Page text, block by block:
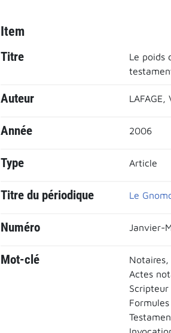
Item
Titre
Le poids
Auteur LAFAGE,
Année 2006
Type Article
Titre du périodique Le
Numéro Janvier-
Mot-clé
Actes
Scripteur